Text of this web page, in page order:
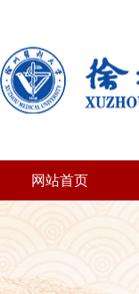
网站首页